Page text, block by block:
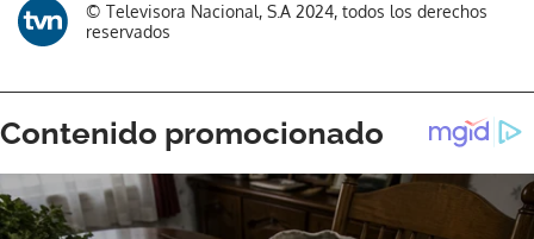
© Televisora Nacional, S.A 2024, todos los derechos
reservados